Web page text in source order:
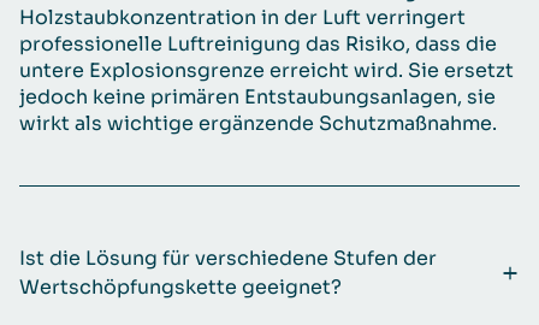
Holzstaubkonzentration in der Luft verringert
professionelle Luftreinigung das Risiko, dass die
untere Explosionsgrenze erreicht wird. Sie ersetzt
jedoch keine primären Entstaubungsanlagen, sie
wirkt als wichtige ergänzende Schutzmaßnahme.
Ist die Lösung für verschiedene Stufen der
Wertschöpfungskette geeignet?